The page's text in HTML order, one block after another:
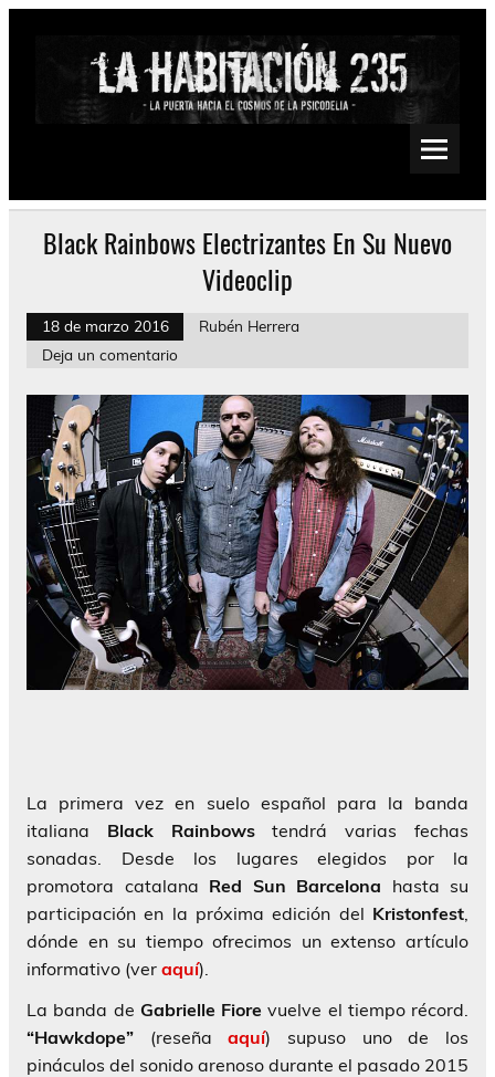
Saltar
Psychedelic, Stoner, Doom, Sludge, Fuzz, Space, Drone
Black Rainbows Electrizantes En Su Nuevo
Videoclip
18 de marzo 2016
Rubén Herrera
Deja un comentario
La primera vez en suelo español para la banda
italiana Black Rainbowstendrá varias fechas
sonadas. Desde los lugares elegidos por la
promotora catalana Red Sun Barcelona hasta su
participación en la próxima edición del Kristonfest
dónde en su tiempo ofrecimos un extenso artículo
informativo (ver aquí).
La banda de Gabrielle Fiore vuelve el tiempo récord.
“Hawkdope” (reseñaaquí) supuso uno de los
pináculos del sonido arenoso durante el pasado 2015